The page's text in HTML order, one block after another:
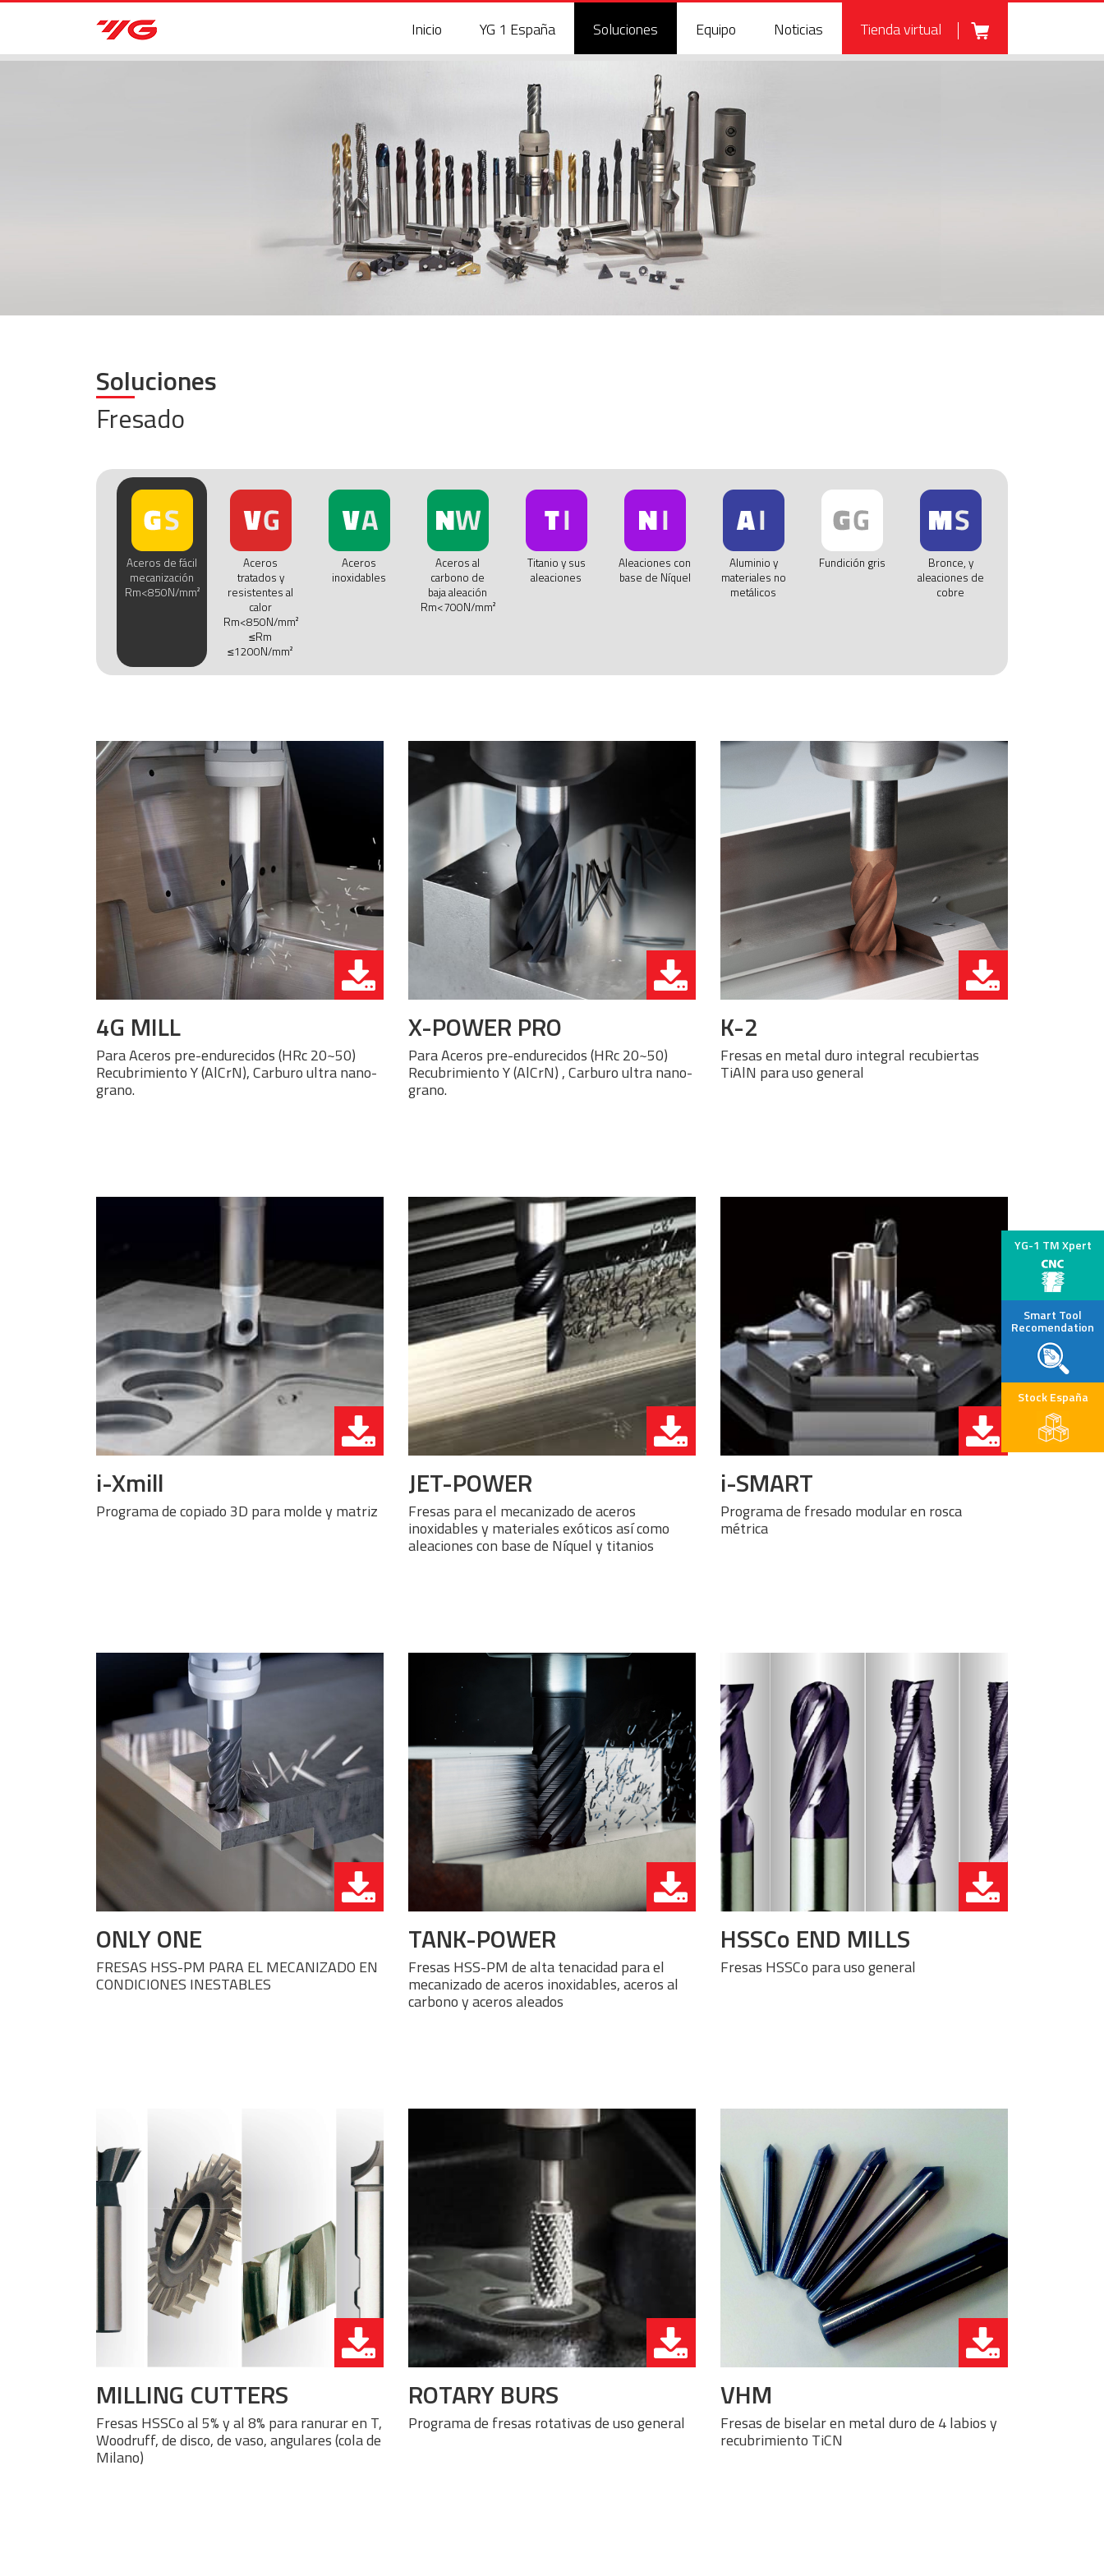
Inicio YG 1 España Soluciones Equipo Noticias Tienda virtual
YG-1 TM Xpert
Smart Tool
Recomendation
Stock España
Soluciones
Fresado
Aceros de fácil
mecanización
Rm<850N/mm²
Aceros
tratados y
resistentes al
calor
Rm<850N/mm²
≤Rm
≤1200N/mm²
Aceros
inoxidables
Aceros al
carbono de
baja aleación
Rm<700N/mm²
Titanio y sus
aleaciones
Aleaciones con
base de Níquel
Aluminio y
materiales no
metálicos
Fundición gris
Bronce, y
aleaciones de
cobre
4G MILL
Para Aceros pre-endurecidos (HRc 20~50)
Recubrimiento Y (AlCrN), Carburo ultra nano-
grano.
X-POWER PRO
Para Aceros pre-endurecidos (HRc 20~50)
Recubrimiento Y (AlCrN) , Carburo ultra nano-
grano.
K-2
Fresas en metal duro integral recubiertas
TiAlN para uso general
i-Xmill
Programa de copiado 3D para molde y matriz
JET-POWER
Fresas para el mecanizado de aceros
inoxidables y materiales exóticos así como
aleaciones con base de Níquel y titanios
i-SMART
Programa de fresado modular en rosca
métrica
ONLY ONE
FRESAS HSS-PM PARA EL MECANIZADO EN
CONDICIONES INESTABLES
TANK-POWER
Fresas HSS-PM de alta tenacidad para el
mecanizado de aceros inoxidables, aceros al
carbono y aceros aleados
HSSCo END MILLS
Fresas HSSCo para uso general
MILLING CUTTERS
Fresas HSSCo al 5% y al 8% para ranurar en T,
Woodruff, de disco, de vaso, angulares (cola de
Milano)
ROTARY BURS
Programa de fresas rotativas de uso general
VHM
Fresas de biselar en metal duro de 4 labios y
recubrimiento TiCN